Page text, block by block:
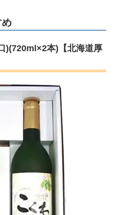
め
)(720ml×2本)【北海道厚